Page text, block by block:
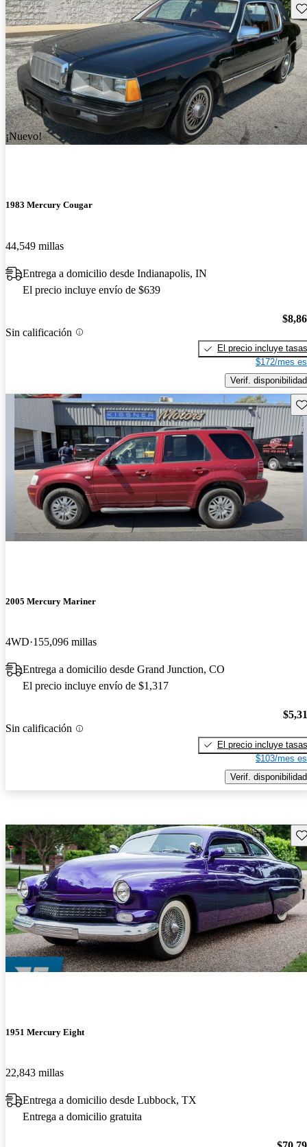
¡Nuevo!
1983 Mercury Cougar
44,549 millas
Entrega a domicilio desde Indianapolis, IN
El precio incluye envío de $639
Sin calificación
El precio incluye tasas
$172/mes
Verif. disponibilidad
2005 Mercury Mariner
4WD 155,096 millas
Entrega a domicilio desde Grand Junction, CO
El precio incluye envío de $1,317
Sin calificación
El precio incluye tasas
$103/mes
Verif. disponibilidad
1951 Mercury Eight
22,843 millas
Entrega a domicilio desde Lubbock, TX
Entrega a domicilio gratuita